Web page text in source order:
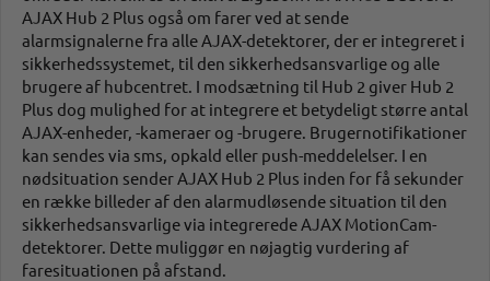
AJAX Hub 2 Plus også om farer ved at sende
alarmsignalerne fra alle AJAX-detektorer, der er integreret i
sikkerhedssystemet, til den sikkerhedsansvarlige og alle
brugere af hubcentret. I modsætning til Hub 2 giver Hub 2
Plus dog mulighed for at integrere et betydeligt større antal
AJAX-enheder, -kameraer og -brugere. Brugernotifikationer
kan sendes via sms, opkald eller push-meddelelser. I en
nødsituation sender AJAX Hub 2 Plus inden for få sekunder
en række billeder af den alarmudløsende situation til den
sikkerhedsansvarlige via integrerede AJAX MotionCam-
detektorer. Dette muliggør en nøjagtig vurdering af
faresituationen på afstand.